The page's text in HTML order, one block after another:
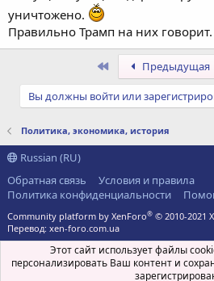
уничтожено.
Правильно Трамп на них говорит.
ПервыйПредыдущая
Вы должны войти или
Политика, экономика, история
Russian (RU)
Обратная связь
Условия и правила
Политика конфиденциальности
Community platform by XenForo® © 2010-2021
Перевод: xen-foro.com.ua
Этот сайт использует файлы
персонализировать Ваш контент и